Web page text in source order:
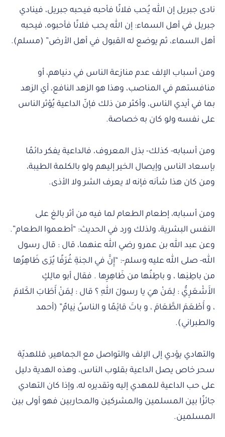
نادى جبريل إن الله يُحب فلانًا فأحبه فيحبه جبريل، فينادي
جبريل في أهل السماء: إن الله يحب فلانًا فأحبوه، فيحبه
أهل السماء، ثم يوضع له القبول في أهل الأرض” (مسلم).
ومن أسباب الإلف عدم منازعة الناس في دنياهم، أو
منافستهم في المناصب، وهذا هو الزهد النافع، أي الزهد
بما في أيدي الناس، وأكثر من ذلك فإنّ الداعية يُؤثر الناس
على نفسه ولو كان به خصاصة.
ومن أسبابه- كذلك- بذل المعروف، فالداعية يفكر دائمًا
بإسعاد الناس وإيصال الخير إليهم ولو بالكلمة الطيبة،
ومن كان هذا شأنه فإنه لا يعرف الشر ولا الأذى.
ومن أسبابه، إطعام الطعام لما فيه من أثر بالغ على
النفس البشرية، ولذلك ورد في الحديث: “أطعموا الطعام”.
وعن عبد الله بن عمرو رضي الله عنهما، قال : قال رسول
الله- صلى الله عليه وسلم-: “إِنَّ في الجنةِ غُرَفًا يُرَى ظَاهِرُها
من باطِنِها ، و باطِنُها من ظَاهِرِها . فقال أبو مالِكٍ
الأَشْعَرِيُّ : لِمَنْ هيَ يا رسولَ اللهِ ؟ قال : لِمَنْ أَطَابَ الكَلامَ
، و أَطْعَمَ الطَّعَامَ ، و باتَ قائِمًا و الناسُ نِيامٌ” (أحمد
والطبراني).
والتهادي يؤدي إلى الإلف والتواصل مع الجماهير، فللهديّة
سحر خاص يصل الداعية بقلوب الناس، وهذه الهدية دليل
على حب الداعية للمهدي إليه وتقديره له، وإذا كان التهادي
جائزًا بين المسلمين والمشركين والمحاربين فهو أولى بين
المسلمين.